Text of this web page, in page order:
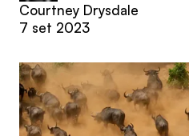
Courtney Drysdale
7 set 2023